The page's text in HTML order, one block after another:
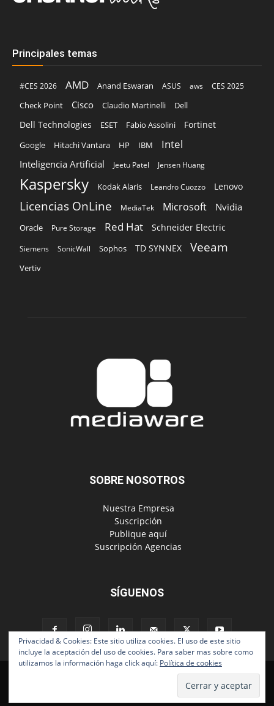
Principales temas
#CES 2026 AMD Anand Eswaran ASUS aws
CES 2025
Check Point
Cisco Claudio Martinelli Dell
Dell Technologies ESET Fabio Assolini Fortinet
Google Hitachi Vantara HP IBM Intel
Inteligencia Artificial Jeetu Patel Jensen Huang
Kaspersky Kodak Alaris Leandro Cuozzo Lenovo
Licencias OnLine MediaTek Microsoft Nvidia
Oracle Pure Storage Red Hat Schneider Electric
Siemens SonicWall Sophos TD SYNNEX Veeam
Vertiv
SOBRE NOSOTROS
‎ Nuestra Empresa
‎ Suscripción
‎ Publique aquí
‎ Suscripción Agencias
SÍGUENOS
© Copyright 2024, Todos los derechos reservados | Mediaware
Privacidad & Cookies: Este sitio utiliza cookies. El uso de este sitio
incluye la aceptación del uso de cookies. Para saber mas sobre como
utilizamos la información haga click aquí: Política de cookies